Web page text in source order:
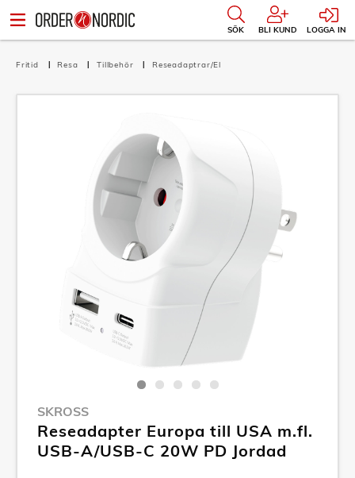
SÖK BLI KUND LOGGA IN
Fritid Resa Tillbehör Reseadaptrar/El
SKROSS
Reseadapter Europa till USA m.fl.
USB-A/USB-C 20W PD Jordad